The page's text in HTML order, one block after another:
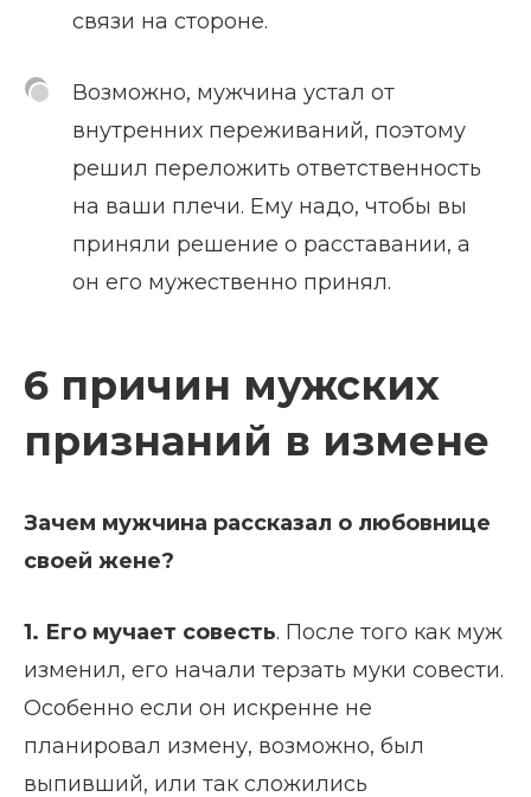
связи на стороне.
Возможно, мужчина устал от
внутренних переживаний, поэтому
решил переложить ответственность
на ваши плечи. Ему надо, чтобы вы
приняли решение о расставании, а
он его мужественно принял.
6 причин мужских
признаний в измене
Зачем мужчина рассказал о любовнице
своей жене?
1. Его мучает совесть. После того как муж
изменил, его начали терзать муки совести.
Особенно если он искренне не
планировал измену, возможно, был
выпивший, или так сложились